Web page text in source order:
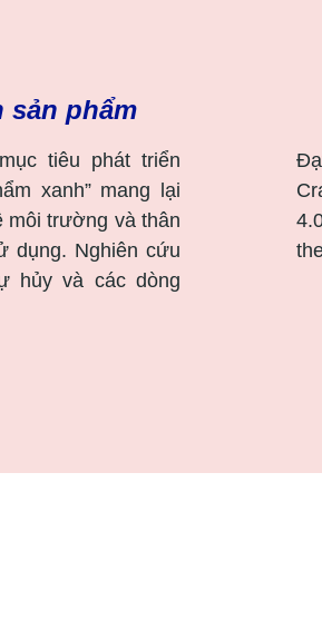
sản phẩm
tiêu phát triển
xanh” mang lại
môi trường và thân
dụng. Nghiên cứu
hủy và các dòng